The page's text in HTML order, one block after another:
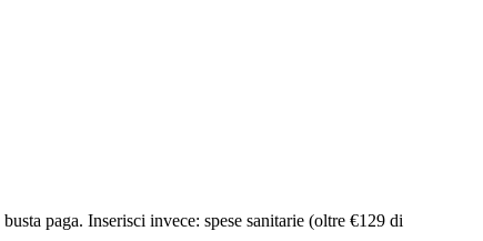
paga. Inserisci invece: spese sanitarie (oltre €129 di